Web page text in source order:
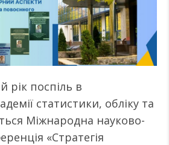
рік поспіль в
статистики, обліку та
Міжнародна науково-
«Стратегія